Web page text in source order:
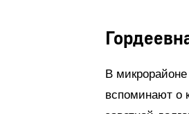
В
вспоминают о